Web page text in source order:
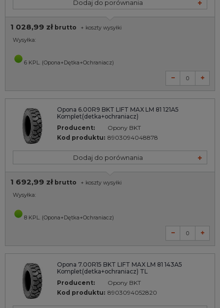
Dodaj do porównania
1 028,99 zł brutto + koszty wysyłki
Wysyłka:
6 KPL. (Opona+Dętka+Ochraniacz)
Opona 6.00R9 BKT LIFT MAX LM 81 121A5
Komplet(detka+ochraniacz)
Producent:
Opony BKT
Kod produktu: 8903094048878
Dodaj do porównania
1 692,99 zł brutto + koszty wysyłki
Wysyłka:
8 KPL. (Opona+Dętka+Ochraniacz)
Opona 7.00R15 BKT LIFT MAX LM 81 143A5
Komplet(detka+ochraniacz) TL
Producent:
Opony BKT
Kod produktu: 8903094052820